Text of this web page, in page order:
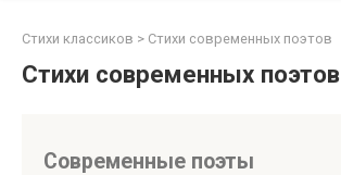
Стихи классиков > Стихи современных поэтов
Стихи современных поэтов
Современные поэты